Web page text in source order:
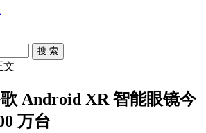
搜 索
文
Android XR 智能眼镜今
万台